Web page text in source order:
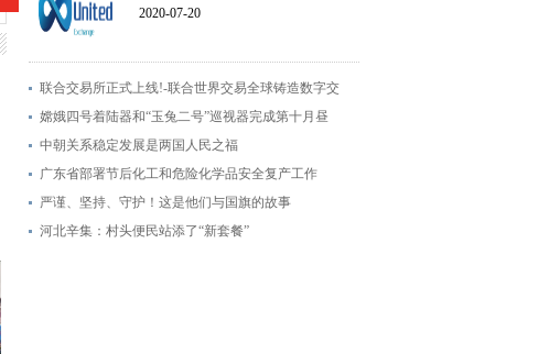
2020-07-20
联合交易所正式上线!-联合世界交易全球铸造数字交
嫦娥四号着陆器和“玉兔二号”巡视器完成第十月昼
中朝关系稳定发展是两国人民之福
广东省部署节后化工和危险化学品安全复产工作
严谨、坚持、守护！这是他们与国旗的故事
河北辛集：村头便民站添了“新套餐”